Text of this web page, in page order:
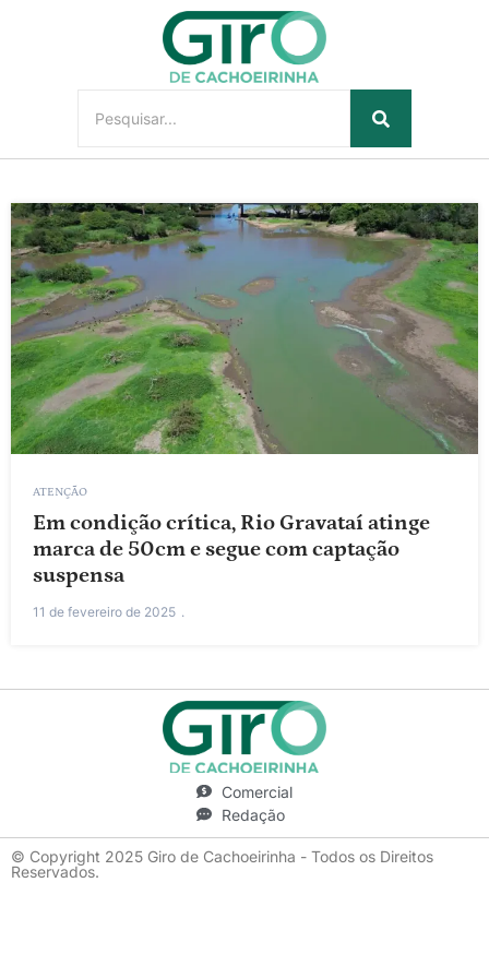
ATENÇÃO
Em condição crítica, Rio Gravataí atinge
marca de 50cm e segue com captação
suspensa
11 de fevereiro de 2025
Comercial
Redação
© Copyright 2025 Giro de Cachoeirinha - Todos os Direitos
Reservados.